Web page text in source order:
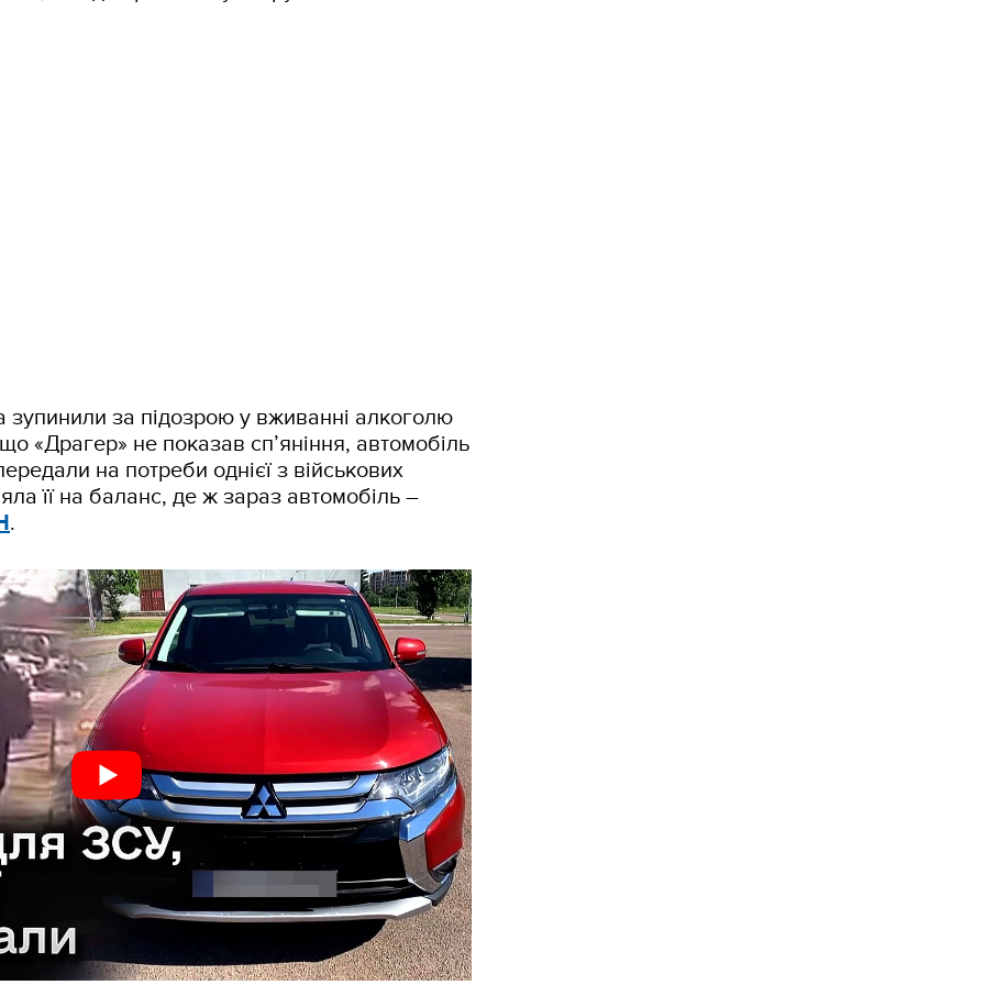
зупинили за підозрою у вживанні алкоголю
«Драгер» не показав сп’яніння, автомобіль
на потреби однієї з військових
її на баланс, де ж зараз автомобіль –
.